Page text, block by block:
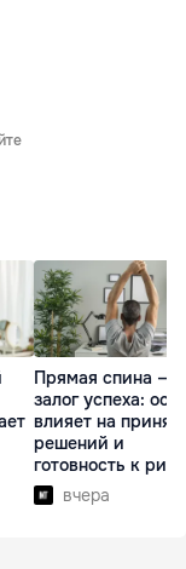
Прямая спина —
залог успеха:
влияет на
решений и
готовность к
вчера